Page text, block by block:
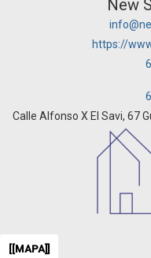
New
https://
Calle Alfonso X El Savi, 67
[[MAPA]]